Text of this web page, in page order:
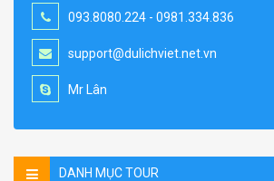
093.8080.224 - 0981.334.836
support@dulichviet.net.vn
Mr Lân
DANH MỤC TOUR